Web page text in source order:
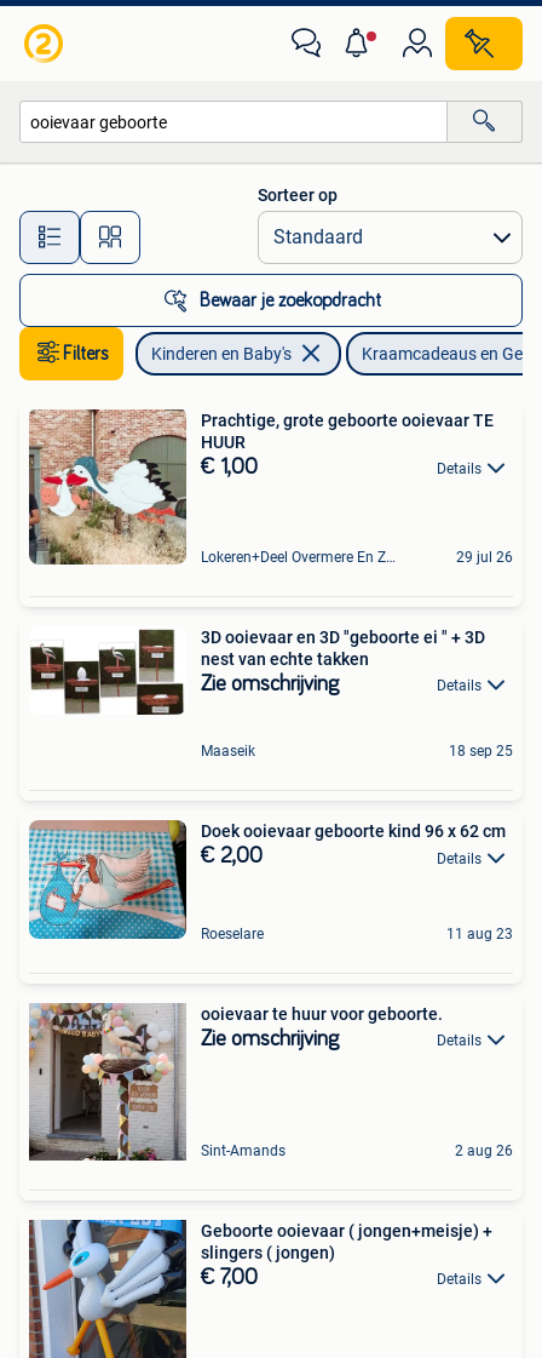
Alle afstanden…
Sorteer op
Bewaar je zoekopdracht
Filters Kinderen en Baby's Kraamcadeaus en
Prachtige, grote geboorte ooievaar TE
HUUR
€ 1,00 Details
Lokeren+Deel Overmere En Zele 29 jul 26
3D ooievaar en 3D "geboorte ei " + 3D
nest van echte takken
Zie omschrijving Details
Maaseik 18 sep 25
Doek ooievaar geboorte kind 96 x 62 cm
€ 2,00 Details
Roeselare 11 aug 23
ooievaar te huur voor geboorte.
Zie omschrijving Details
Sint-Amands 2 aug 26
Geboorte ooievaar ( jongen+meisje) +
slingers ( jongen)
€ 7,00 Details